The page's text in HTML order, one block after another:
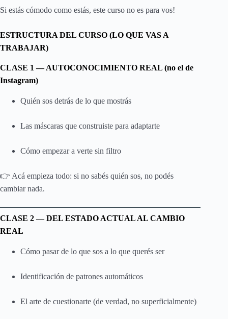
Si estás cómodo como estás, este curso no es para vos!
ESTRUCTURA DEL CURSO (LO QUE VAS A
TRABAJAR)
CLASE 1 — AUTOCONOCIMIENTO REAL (no el de
Instagram)
Quién sos detrás de lo que mostrás
Las máscaras que construiste para adaptarte
Cómo empezar a verte sin filtro
👉 Acá empieza todo: si no sabés quién sos, no podés
cambiar nada.
CLASE 2 — DEL ESTADO ACTUAL AL CAMBIO
REAL
Cómo pasar de lo que sos a lo que querés ser
Identificación de patrones automáticos
El arte de cuestionarte (de verdad, no superficialmente)